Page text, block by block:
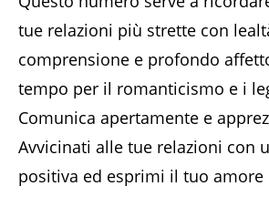
tue relazioni più strette con
comprensione e profondo
tempo per il romanticismo e i
Comunica apertamente e
Avvicinati alle tue relazioni con
positiva ed esprimi il tuo amore